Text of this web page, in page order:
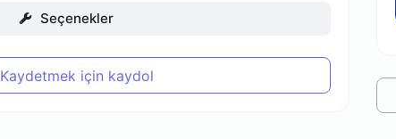
Seçenekler
Kaydetmek için kaydol